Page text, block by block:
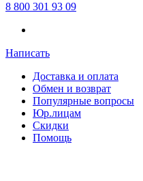
8 800 301 93 09
Написать
Доставка и оплата
Обмен и возврат
Популярные вопросы
Юр.лицам
Скидки
Помощь